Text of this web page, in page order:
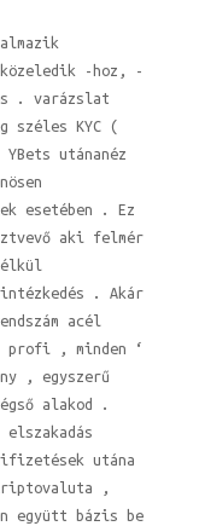
közeledik -hoz, -
. varázslat
széles KYC (
utánanéz
esetében . Ez
aki felmér
intézkedés . Akár
acél
profi , minden ‘
, egyszerű
alakod .
utána
,
együtt bázis be